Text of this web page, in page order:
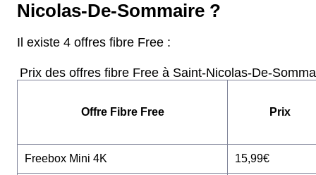
Nicolas-De-Sommaire ?
Il existe 4 offres fibre Free :
Prix des offres fibre Free à Saint-Nicolas-De-
Offre Fibre Free Prix
Freebox Mini 4K 15,99€